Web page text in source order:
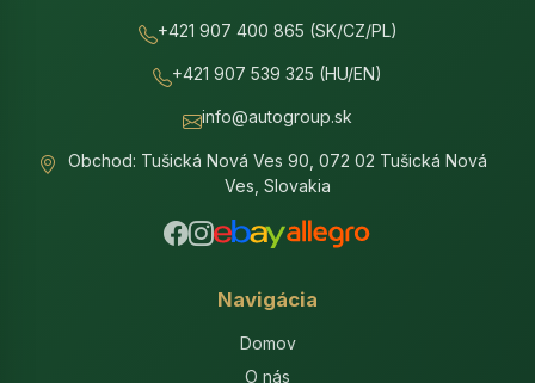
+421 907 400 865 (SK/CZ/PL)
+421 907 539 325 (HU/EN)
info@autogroup.sk
Obchod: Tušická Nová Ves 90, 072 02 Tušická Nová
Ves, Slovakia
Navigácia
Domov
O nás